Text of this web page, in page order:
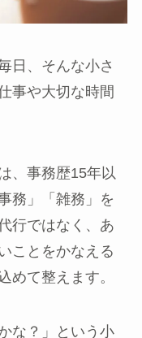
日、そんな小さ
事や大切な時間
、事務歴15年以
務」「雑務」を
行ではなく、あ
ことをかなえる
めて整えます。
な？」という小